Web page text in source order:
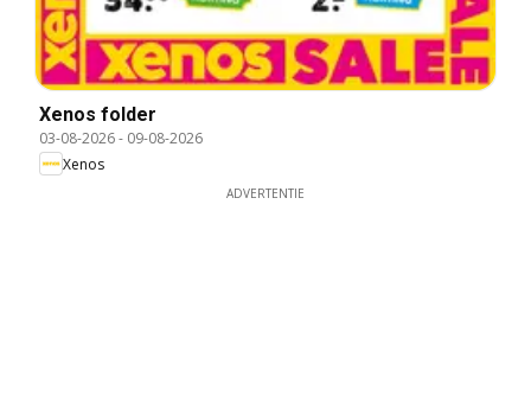
Xenos folder
03-08-2026- 09-08-2026
Xenos
ADVERTENTIE